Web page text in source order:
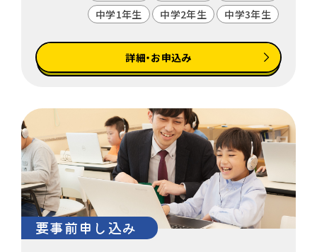
中学1年生
中学2年生 中学3年生
詳細・お申込み
要事前申し込み